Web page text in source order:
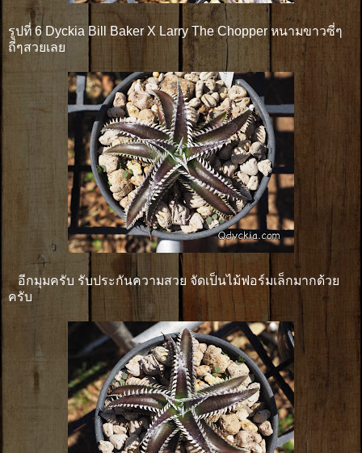
รูปที่ 6 Dyckia Bill Baker X Larry The Chopper หนามขาวซี่ๆ
ถี่ๆสวยเลย
อีกมุมครับ รับประกันความสวย จัดเป็นไม้ฟอร์มเล็กมากด้วย
ครับ